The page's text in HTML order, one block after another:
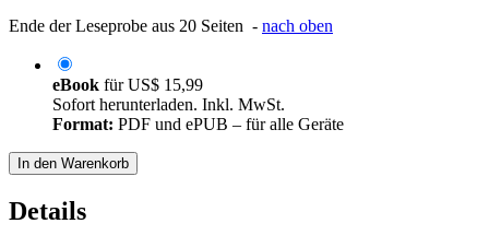
Ende der Leseprobe aus 20 Seiten - nach oben
eBook fürUS$ 15,99
Sofort herunterladen. Inkl. MwSt.
Format: PDF und ePUB – für alle Geräte
In den Warenkorb
Details